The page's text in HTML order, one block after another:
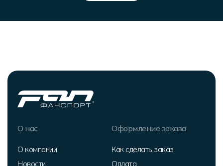
О нас
О компании
Новости
Оформление заказа
Как сделать заказ
Оплата